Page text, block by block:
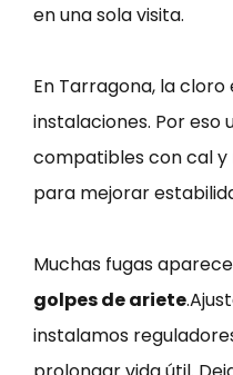
en una sola visita.
En Tarragona, la
instalaciones. Por eso
compatibles con cal y
para mejorar
Muchas fugas
golpes de ariete
instalamos